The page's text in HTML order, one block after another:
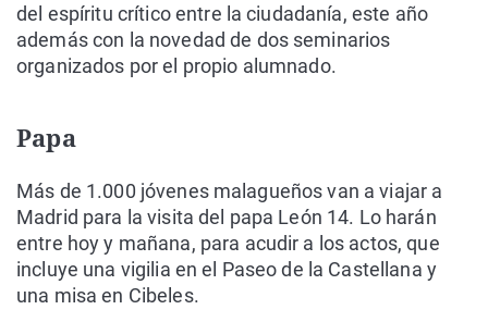
del espíritu crítico entre la ciudadanía, este año
además con la novedad de dos seminarios
organizados por el propio alumnado.
Papa
Más de 1.000 jóvenes malagueños van a viajar a
Madrid para la visita del papa León 14. Lo harán
entre hoy y mañana, para acudir a los actos, que
incluye una vigilia en el Paseo de la Castellana y
una misa en Cibeles.